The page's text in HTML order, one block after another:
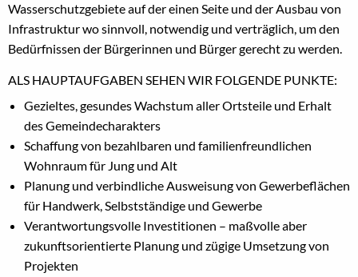
Wasserschutzgebiete auf der einen Seite und der Ausbau von
Infrastruktur wo sinnvoll, notwendig und verträglich, um den
Bedürfnissen der Bürgerinnen und Bürger gerecht zu werden.
ALS HAUPTAUFGABEN SEHEN WIR FOLGENDE PUNKTE:
Gezieltes, gesundes Wachstum aller Ortsteile und Erhalt
des Gemeindecharakters
Schaffung von bezahlbaren und familienfreundlichen
Wohnraum für Jung und Alt
Planung und verbindliche Ausweisung von Gewerbeflächen
für Handwerk, Selbstständige und Gewerbe
Verantwortungsvolle Investitionen – maßvolle aber
zukunftsorientierte Planung und zügige Umsetzung von
Projekten